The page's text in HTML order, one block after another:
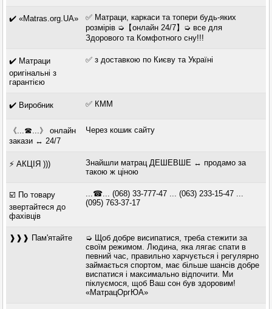
✔️ «Matras.org.UA»
✅ Матраци, каркаси та топери будь-яких
розмірів ➭【онлайн 24/7】➭ все для
Здорового та Комфотного сну!!!
✔️ Матраци
оригінальні з
гарантією
✅ з доставкою по Києву та Україні
✔️ Виробник ✅ КММ
《...☎...》 онлайн
закази ↔ 24/7
Через кошик сайту
⚡ АКЦІЯ )))
Знайшли матрац ДЕШЕВШЕ ↔ продамо за
такою ж ціною
☑️ По товару
звертайтеся до
фахівців
...☎... (068) 33-777-47 ... (063) 233-15-47 ...
(095) 763-37-17
❱❱❱ Пам'ятайте
➭ Щоб добре висипатися, треба стежити за
своїм режимом. Людина, яка лягає спати в
певний час, правильно харчується і регулярно
займається спортом, має більше шансів добре
виспатися і максимально відпочити. Ми
піклуємося, щоб Ваш сон був здоровим!
«МатрацОргЮА»